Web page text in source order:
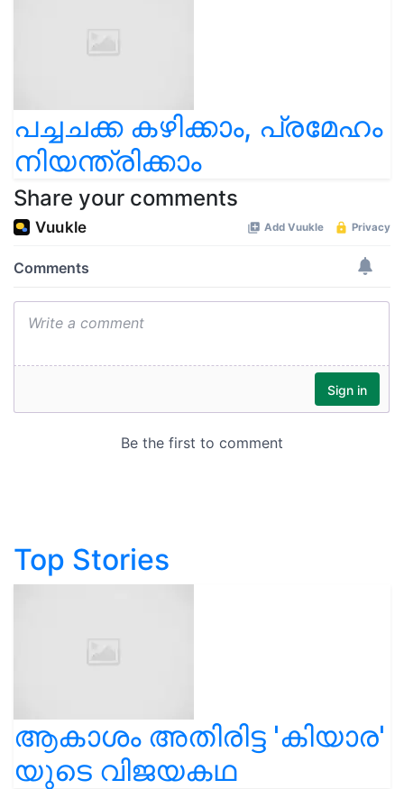
പച്ചചക്ക കഴിക്കാം, പ്രമേഹം
നിയന്ത്രിക്കാം
Share your comments
Top Stories
ആകാശം അതിരിട്ട 'കിയാര'
യുടെ വിജയകഥ